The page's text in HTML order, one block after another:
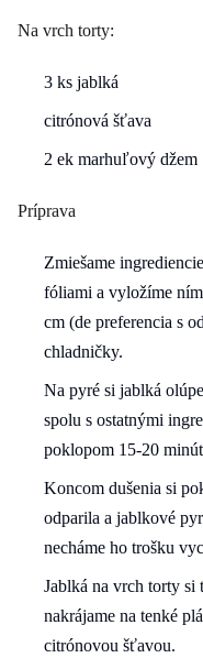
Na vrch torty:
3 ks jablká
citrónová šťava
2 ek marhuľový džem
Príprava
Zmiešame
fóliami a vyložíme
cm (de preferencia s
chladničky.
Na pyré si jablká
spolu s ostatnými
poklopom 15-20
Koncom dušenia si
odparila a jablkové
necháme ho trošku
Jablká na vrch torty si
nakrájame na tenké
citrónovou šťavou.